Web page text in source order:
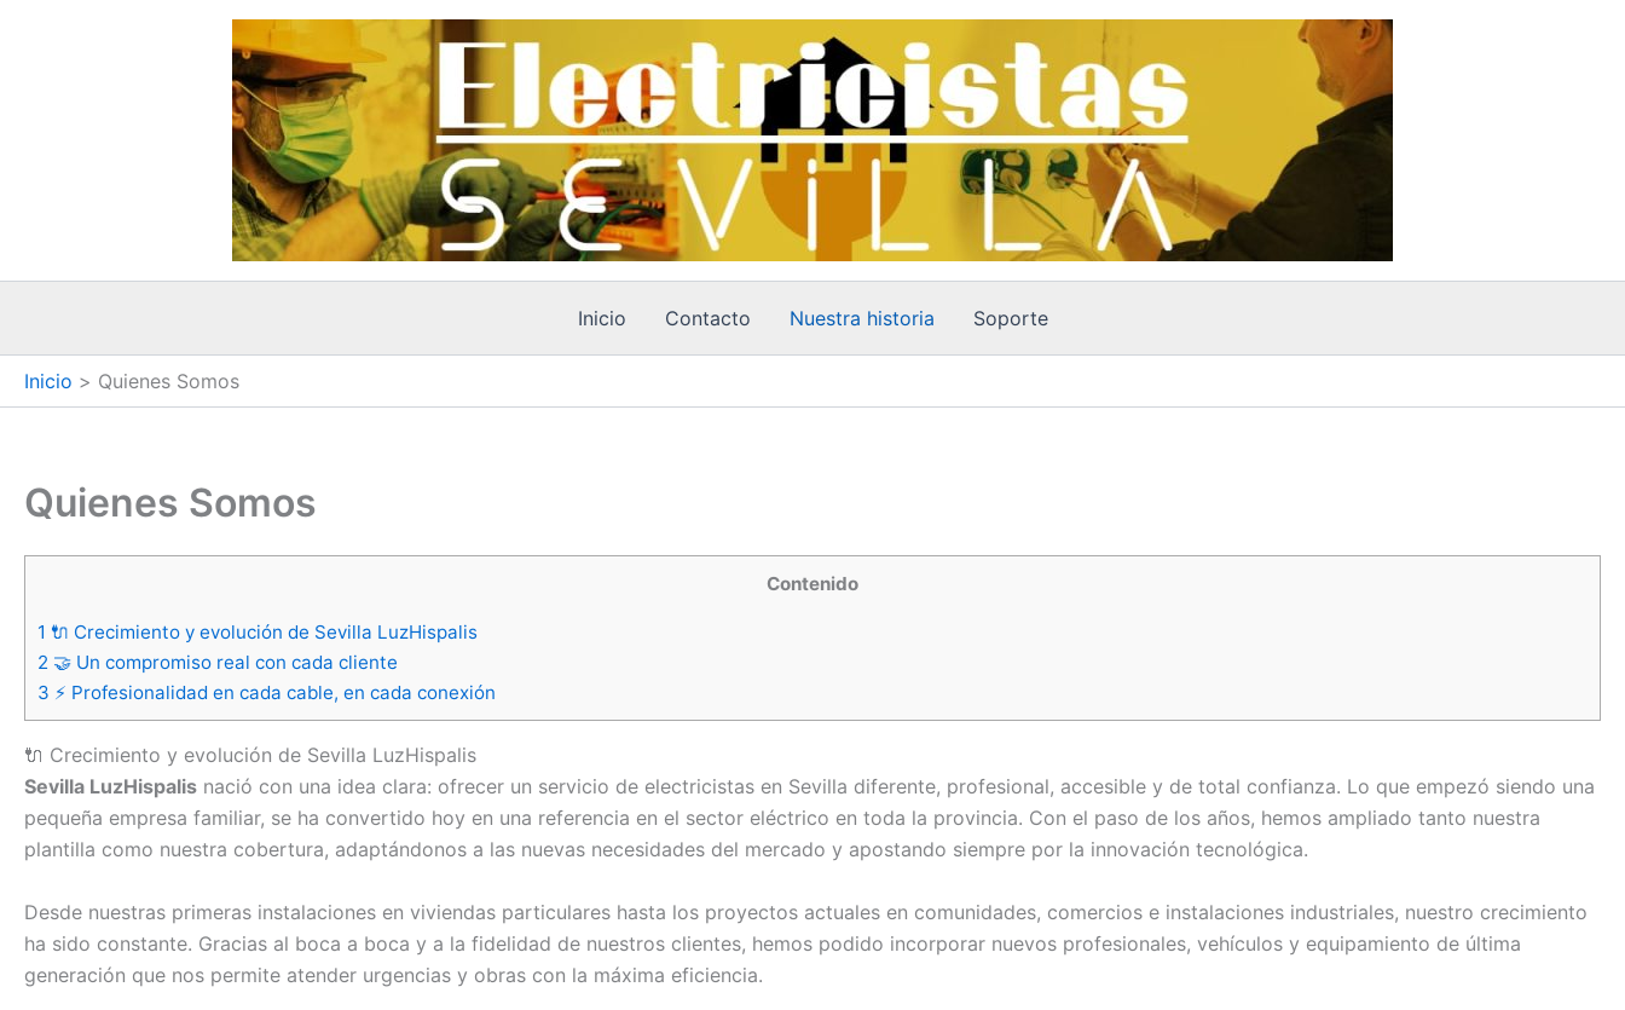
Inicio Contacto Nuestra historia Soporte
Inicio Quienes Somos
Quienes Somos
Contenido
1 🔌 Crecimiento y evolución de Sevilla LuzHispalis
2 🤝 Un compromiso real con cada cliente
3 ⚡ Profesionalidad en cada cable, en cada conexión
🔌 Crecimiento y evolución de Sevilla LuzHispalis
Sevilla LuzHispalis nació con una idea clara: ofrecer un servicio de electricistas en Sevilla diferente, profesional, accesible y de total confianza. Lo que empezó siendo una
pequeña empresa familiar, se ha convertido hoy en una referencia en el sector eléctrico en toda la provincia. Con el paso de los años, hemos ampliado tanto nuestra
plantilla como nuestra cobertura, adaptándonos a las nuevas necesidades del mercado y apostando siempre por la innovación tecnológica.
Desde nuestras primeras instalaciones en viviendas particulares hasta los proyectos actuales en comunidades, comercios e instalaciones industriales, nuestro crecimiento
ha sido constante. Gracias al boca a boca y a la fidelidad de nuestros clientes, hemos podido incorporar nuevos profesionales, vehículos y equipamiento de última
generación que nos permite atender urgencias y obras con la máxima eficiencia.